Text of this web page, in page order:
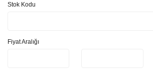
Stok Kodu
Fiyat Aralığı